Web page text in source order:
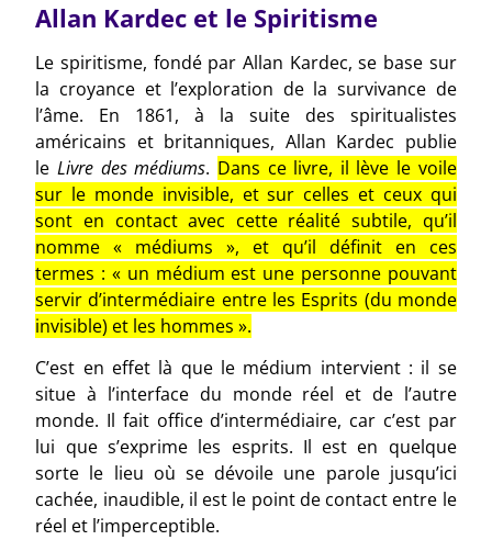
Allan Kardec et le Spiritisme
Le spiritisme, fondé par Allan Kardec, se base sur
la croyance et l’exploration de la survivance de
l’âme. En 1861, à la suite des spiritualistes
américains et britanniques, Allan Kardec publie
le Livre des médiums. Dans ce livre, il lève le voile
sur le monde invisible, et sur celles et ceux qui
sont en contact avec cette réalité subtile, qu’il
nomme « médiums », et qu’il définit en ces
termes : « un médium est une personne pouvant
servir d’intermédiaire entre les Esprits (du monde
invisible) et les hommes ».
C’est en effet là que le médium intervient : il se
situe à l’interface du monde réel et de l’autre
monde. Il fait office d’intermédiaire, car c’est par
lui que s’exprime les esprits. Il est en quelque
sorte le lieu où se dévoile une parole jusqu’ici
cachée, inaudible, il est le point de contact entre le
réel et l’imperceptible.